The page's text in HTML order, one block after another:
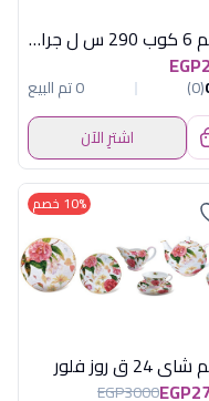
طقم 6 كوب 290 س ل جراند بينك
(0)
0 تم البيع
اشترِ الآن
10% خصم
24 ق روز فلور
EGP3000